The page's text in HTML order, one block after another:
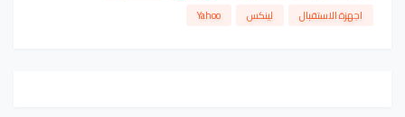
اجهزة الاستقبال
لينكس Yahoo